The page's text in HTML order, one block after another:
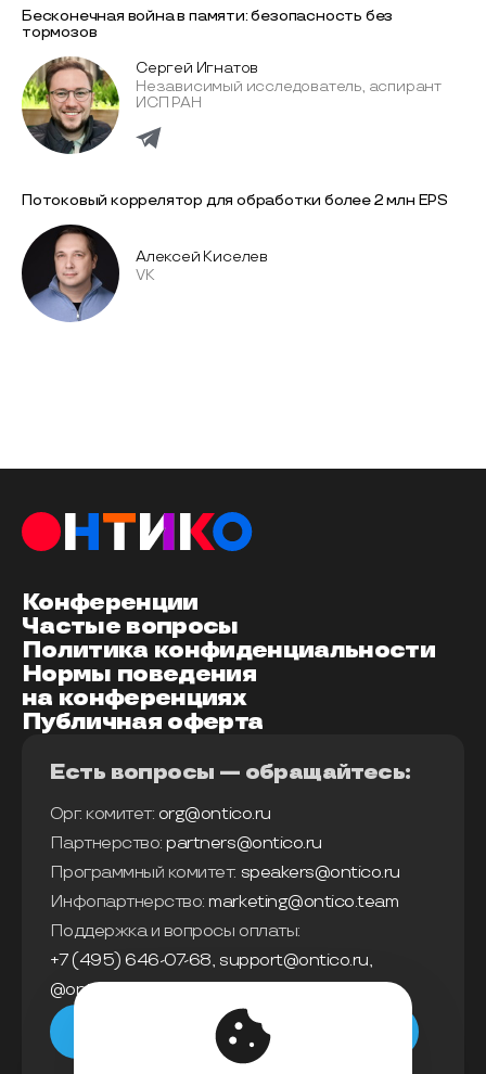
Бесконечная война в памяти: безопасность без
тормозов
Сергей Игнатов
Независимый исследователь, аспирант
ИСП РАН
Потоковый коррелятор для обработки более 2 млн EPS
Алексей Киселев
VK
Конференции
Частые вопросы
Политика конфиденциальности
Нормы поведения
на конференциях
Публичная оферта
Есть вопросы — обращайтесь:
Орг. комитет: org@ontico.ru
Партнерство: partners@ontico.ru
Программный комитет: speakers@ontico.ru
Инфопартнерство: marketing@ontico.team
Поддержка и вопросы оплаты:
+7 (495) 646-07-68, support@ontico.ru,
@ontico_support
Мы в телеграм